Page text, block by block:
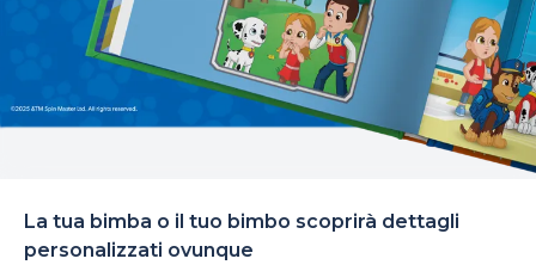
La tua bimba o il tuo bimbo scoprirà dettagli
personalizzati ovunque